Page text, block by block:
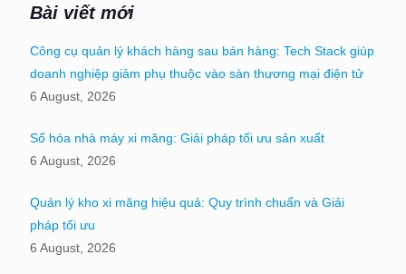
Bài viết mới
Công cụ quản lý khách hàng sau bán hàng: Tech Stack giúp
doanh nghiệp giảm phụ thuộc vào sàn thương mại điện tử
6 August, 2026
Số hóa nhà máy xi măng: Giải pháp tối ưu sản xuất
6 August, 2026
Quản lý kho xi măng hiệu quả: Quy trình chuẩn và Giải
pháp tối ưu
6 August, 2026